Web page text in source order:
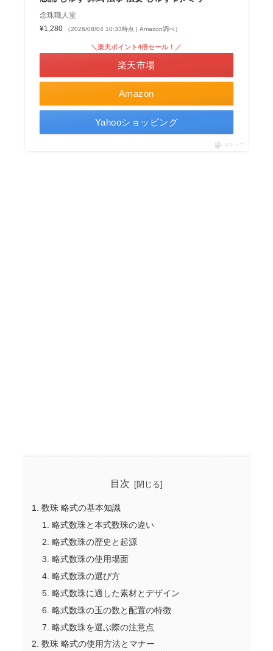
念珠職人堂
¥1,280
（2026/08/04 10:33時点 | Amazon調べ）
Amazon
＼楽天ポイント4倍セール！／
楽天市場
Yahooショッピング
ポチップ
目次
数珠 略式の基本知識
略式数珠と本式数珠の違い
略式数珠の歴史と起源
略式数珠の使用場面
略式数珠の選び方
略式数珠に適した素材とデザイン
略式数珠の玉の数と配置の特徴
略式数珠を選ぶ際の注意点
数珠 略式の使用方法とマナー